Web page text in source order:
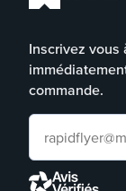
Inscrivez vous
commande.